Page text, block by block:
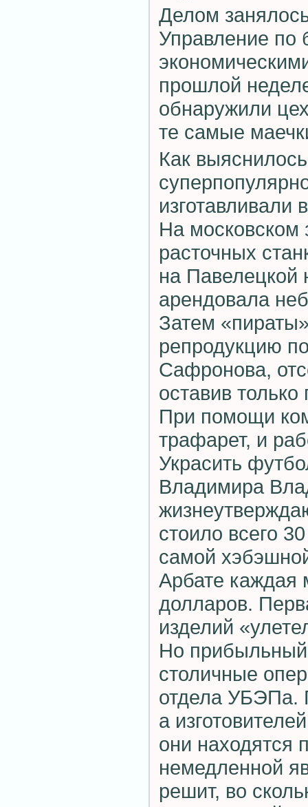
Делом
Управление по
прошлой
обнаружили
те самые
Как
изготавливали
На московском
расточных
на
арендовала
Затем
репродукцию
Сафронова,
оставив только
При помощи
трафарет, и
Украсить
Владимира
стоило всего
самой
Арбате каждая
долларов.
изделий
Но
столичные
отдела УБЭПа.
а
они находятся
немедленной
решит, во